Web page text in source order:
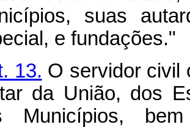
suas
e fundações."
13. O servidor civil
da União, dos
Municípios,